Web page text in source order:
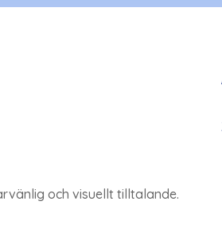
och visuellt tilltalande.